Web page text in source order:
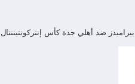
بيراميدز ضد أهلي جدة كأس إنتركونتيننتال